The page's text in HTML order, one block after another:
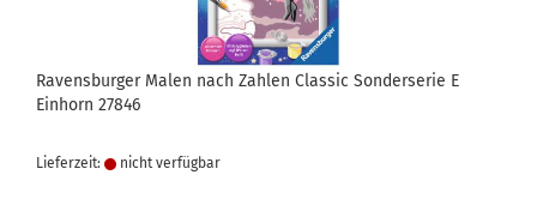
Ravensburger Malen nach Zahlen Classic Sonderserie E
Einhorn 27846
Lieferzeit: nicht verfügbar